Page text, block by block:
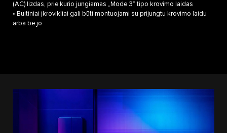
(AC) lizdas, prie kurio jungiamas „Mode 3“ tipo krovimo laidas
• Buitiniai įkrovikliai gali būti montuojami su prijungtu krovimo laidu
arba be jo